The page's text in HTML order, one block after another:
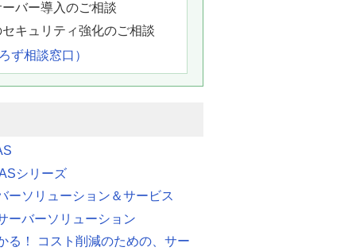
バー導入のご相談
キュリティ強化のご相談
ず相談窓口）
シリーズ
ーソリューション＆サービス
ーバーソリューション
る！ コスト削減のための、サー